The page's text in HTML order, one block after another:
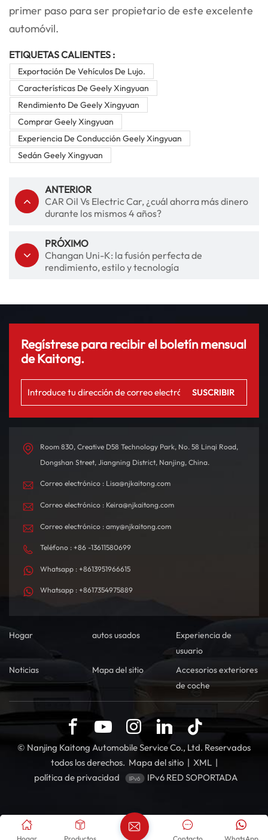
primer paso para ser propietario de este excelente
automóvil.
ETIQUETAS CALIENTES :
Exportación De Vehículos De Lujo.
Características De Geely Xingyuan
Rendimiento De Geely Xingyuan
Comprar Geely Xingyuan
Experiencia De Conducción Geely Xingyuan
Sedán Geely Xingyuan
ANTERIOR
CAR Oil Vs Electric Car, ¿cuál ahorra más dinero
durante los mismos 4 años?
PRÓXIMO
Changan Uni-K: la fusión perfecta de
rendimiento, estilo y tecnología
Regístrese para recibir el boletín mensual
de Kaitong.
Room 830, Creative D58 Technology Park, No. 58 Linqi Road,
Dongshan Street, Jiangning District, Nanjing, China.
Correo electrónico : Lisa@njkaitong.com
Correo electrónico : Keira@njkaitong.com
Correo electrónico : amy@njkaitong.com
Teléfono : +86 -13611580699
Whatsapp : +8613951966615
Whatsapp : +8617354975889
Hogar autos usados
Experiencia de
usuario
Noticias
Mapa del sitio
Accesorios exteriores
de coche
© Nanjing Kaitong Automobile Service Co., Ltd. Reservados
todos los derechos. Mapa del sitio | XML |
política de privacidad
IPv6 RED SOPORTADA